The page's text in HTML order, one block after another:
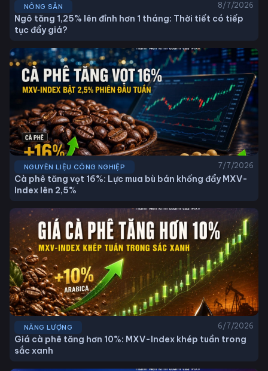
NÔNG SẢN 8/7/2026
Ngô tăng 1,25% lên đỉnh hơn 1 tháng: Thời tiết có tiếp
tục đẩy giá?
NGUYÊN LIỆU CÔNG NGHIỆP 7/7/2026
Cà phê tăng vọt 16%: Lực mua bù bán khống đẩy MXV-
Index lên 2,5%
NĂNG LƯỢNG 6/7/2026
Giá cà phê tăng hơn 10%: MXV-Index khép tuần trong
sắc xanh